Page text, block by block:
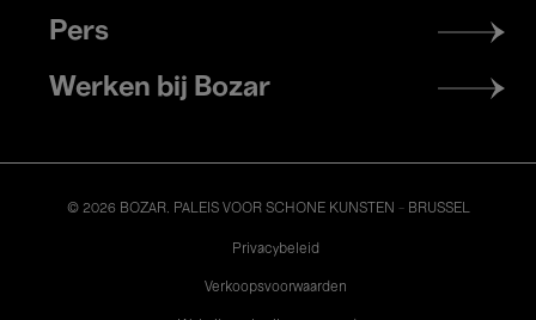
Pers
Werken bij Bozar
© 2026 BOZAR. PALEIS VOOR SCHONE KUNSTEN - BRUSSEL
Privacybeleid
Verkoopsvoorwaarden